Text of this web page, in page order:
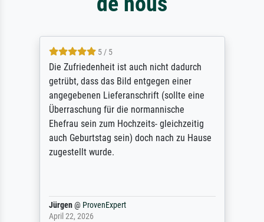
5 / 5
Die Zufriedenheit ist auch nicht dadurch
getrübt, dass das Bild entgegen einer
angegebenen Lieferanschrift (sollte eine
Überraschung für die normannische
Ehefrau sein zum Hochzeits- gleichzeitig
auch Geburtstag sein) doch nach zu Hause
zugestellt wurde.
Jürgen@ ProvenExpert
April 22, 2026